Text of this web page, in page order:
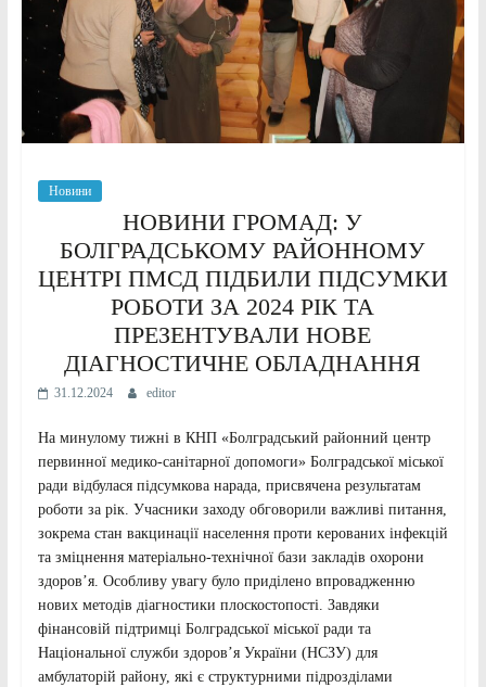
Новини
НОВИНИ ГРОМАД: У
БОЛГРАДСЬКОМУ РАЙОННОМУ
ЦЕНТРІ ПМСД ПІДБИЛИ ПІДСУМКИ
РОБОТИ ЗА 2024 РІК ТА
ПРЕЗЕНТУВАЛИ НОВЕ
ДІАГНОСТИЧНЕ ОБЛАДНАННЯ
31.12.2024 editor
На минулому тижні в КНП «Болградський районний центр
первинної медико-санітарної допомоги» Болградської міської
ради відбулася підсумкова нарада, присвячена результатам
роботи за рік. Учасники заходу обговорили важливі питання,
зокрема стан вакцинації населення проти керованих інфекцій
та зміцнення матеріально-технічної бази закладів охорони
здоров’я. Особливу увагу було приділено впровадженню
нових методів діагностики плоскостопості. Завдяки
фінансовій підтримці Болградської міської ради та
Національної служби здоров’я України (НСЗУ) для
амбулаторій району, які є структурними підрозділами